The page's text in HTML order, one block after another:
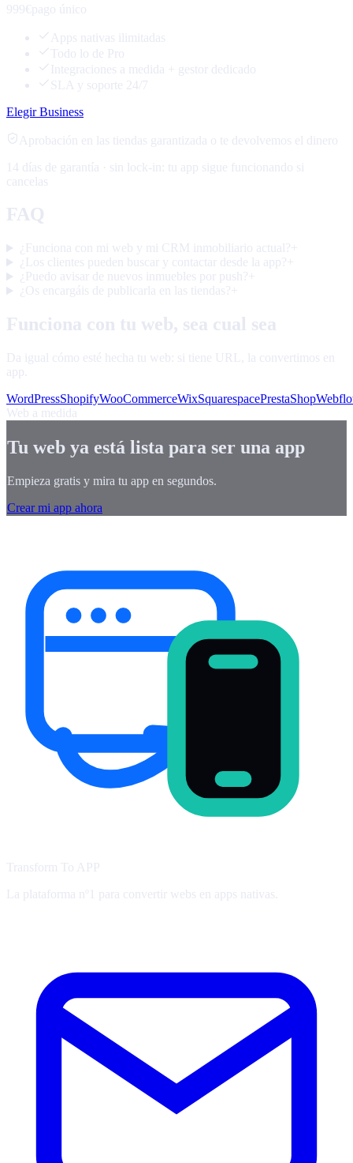
999€ pago único
Apps nativas ilimitadas
Todo lo de Pro
Integraciones a medida + gestor dedicado
SLA y soporte 24/7
Elegir Business
Aprobación en las tiendas garantizada o te devolvemos el dinero
14 días de garantía · sin lock-in: tu app sigue funcionando si
cancelas
FAQ
¿Funciona con mi web y mi CRM inmobiliario actual? +
¿Los clientes pueden buscar y contactar desde la app? +
¿Puedo avisar de nuevos inmuebles por push? +
¿Os encargáis de publicarla en las tiendas? +
Funciona con tu web, sea cual sea
Da igual cómo esté hecha tu web: si tiene URL, la convertimos en
app.
WordPressShopifyWooCommerceWixSquarespacePrestaShop
Web a medida
Tu web ya está lista para ser una app
Empieza gratis y mira tu app en segundos.
Crear mi app ahora
Transform To APP
La plataforma nº1 para convertir webs en apps nativas.